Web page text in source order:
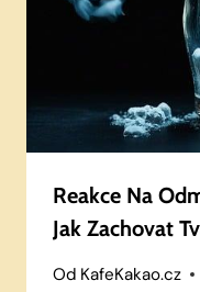
Reakce Na
Jak Zachovat
Od KafeKakao.cz